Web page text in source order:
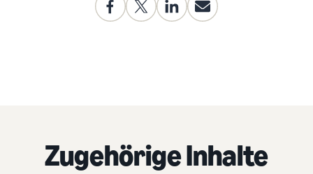
Zugehörige Inhalte